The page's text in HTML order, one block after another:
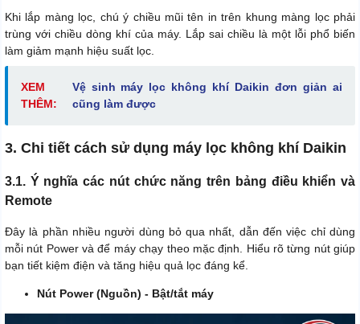
Khi lắp màng lọc, chú ý chiều mũi tên in trên khung màng lọc phải
trùng với chiều dòng khí của máy. Lắp sai chiều là một lỗi phổ biến
làm giảm mạnh hiệu suất lọc.
XEM
THÊM:
Vệ sinh máy lọc không khí Daikin đơn giản ai
cũng làm được
3. Chi tiết cách sử dụng máy lọc không khí Daikin
3.1. Ý nghĩa các nút chức năng trên bảng điều khiển và
Remote
Đây là phần nhiều người dùng bỏ qua nhất, dẫn đến việc chỉ dùng
mỗi nút Power và để máy chạy theo mặc định. Hiểu rõ từng nút giúp
bạn tiết kiệm điện và tăng hiệu quả lọc đáng kể.
Nút Power (Nguồn) - Bật/tắt máy